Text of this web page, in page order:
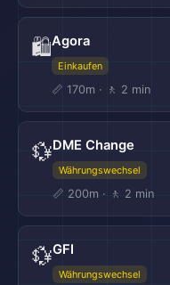
🛍️Agora
Einkaufen
📏 170m · 🚶 2 min
💱DME Change
Währungswechsel
📏 200m · 🚶 2 min
💱GFI
Währungswechsel